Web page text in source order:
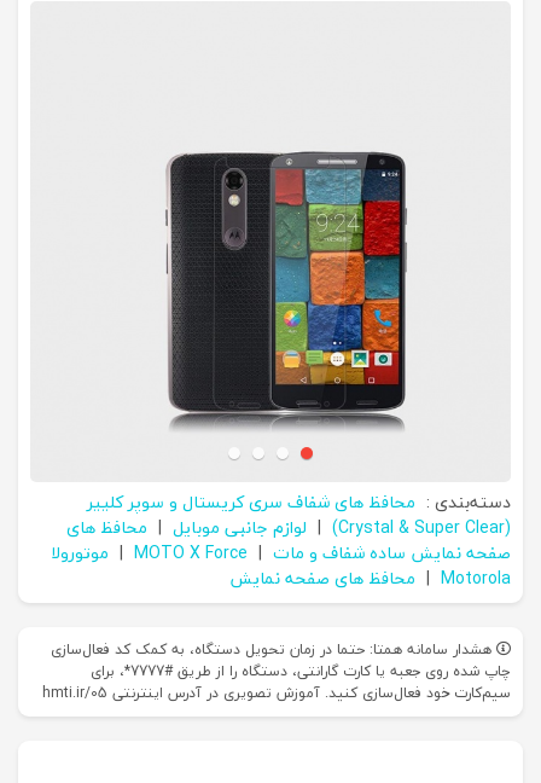
دسته‌بندی : محافظ های شفاف سری کریستال و سوپر کلییر
(Crystal & Super Clear)
| لوازم جانبی موبایل | محافظ های
صفحه نمایش ساده شفاف و مات |
MOTO X Force
| موتورولا
Motorola
| محافظ های صفحه نمایش
هشدار سامانه همتا: حتما در زمان تحویل دستگاه، به کمک کد فعال‌سازی
چاپ شده روی جعبه یا کارت گارانتی، دستگاه را از طریق #7777*، برای
سیم‌کارت خود فعال‌سازی کنید. آموزش تصویری در آدرس اینترنتی hmti.ir/05